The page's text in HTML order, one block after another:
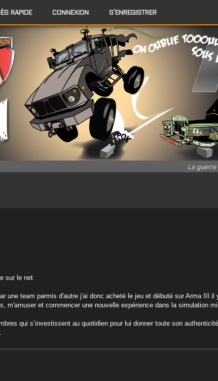
RAPIDE CONNEXION S’ENREGISTRER
La
sur le net
une team parmis d'autre j'ai donc acheté le jeu et débuté sur Arma III il
m'amuser et commencer une nouvelle expérience dans la simulation
qui s’investissent au quotidien pour lui donner toute son